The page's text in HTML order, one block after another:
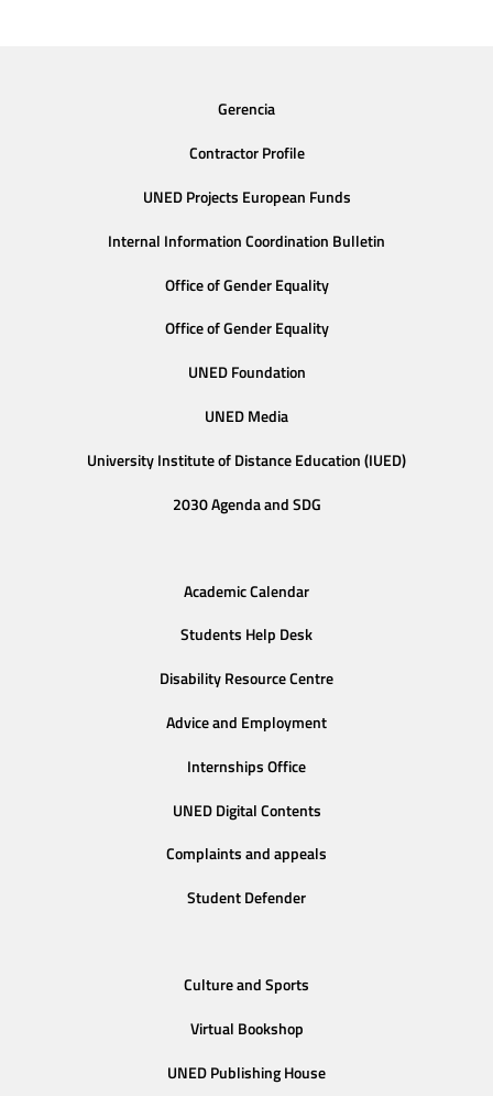
Gerencia
Contractor Profile
UNED Projects European Funds
Internal Information Coordination Bulletin
Office of Gender Equality
Office of Gender Equality
UNED Foundation
UNED Media
University Institute of Distance Education (IUED)
2030 Agenda and SDG
Academic Calendar
Students Help Desk
Disability Resource Centre
Advice and Employment
Internships Office
UNED Digital Contents
Complaints and appeals
Student Defender
Culture and Sports
Virtual Bookshop
UNED Publishing House